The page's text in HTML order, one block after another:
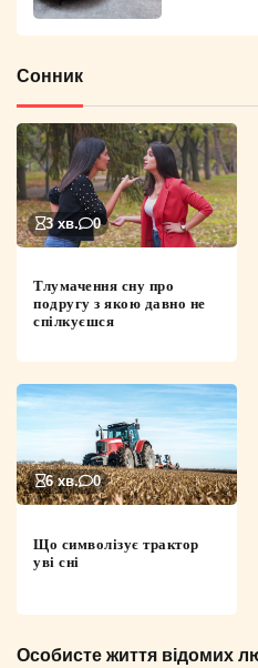
Сонник
3 хв. 0
Тлумачення сну про
подругу з якою давно не
спілкуєшся
6 хв. 0
Що символізує трактор
уві сні
Особисте життя відомих